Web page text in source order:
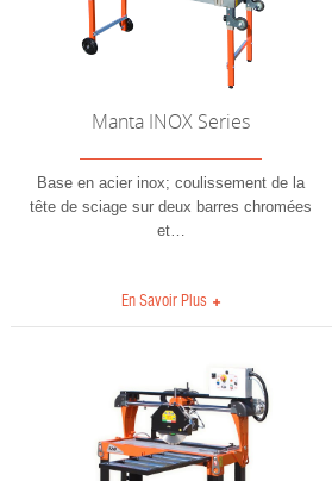
Manta INOX Series
Base en acier inox; coulissement de la
tête de sciage sur deux barres chromées
et…
En Savoir Plus